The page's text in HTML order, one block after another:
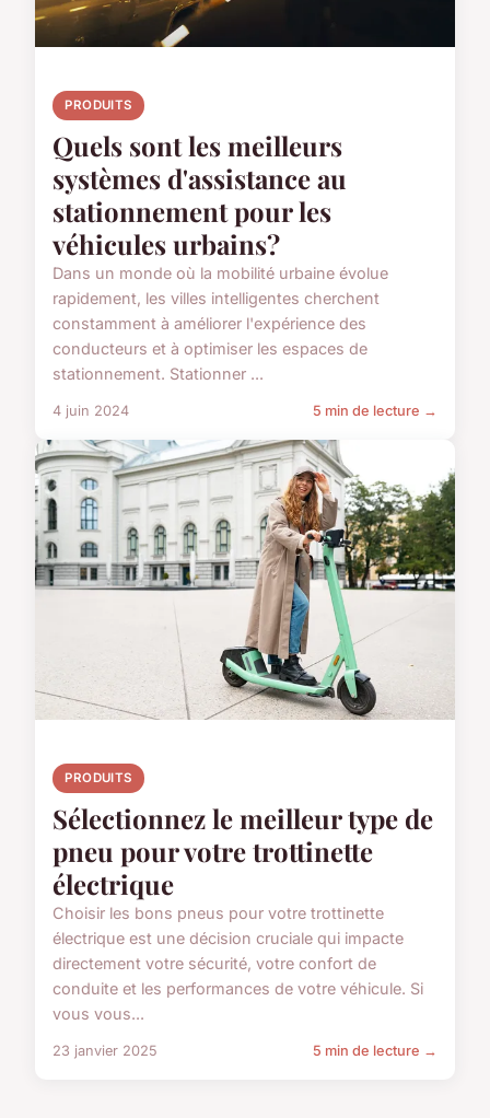
PRODUITS
Quels sont les meilleurs
systèmes d'assistance au
stationnement pour les
véhicules urbains?
Dans un monde où la mobilité urbaine évolue
rapidement, les villes intelligentes cherchent
constamment à améliorer l'expérience des
conducteurs et à optimiser les espaces de
stationnement. Stationner ...
4 juin 2024 5 min de lecture →
PRODUITS
Sélectionnez le meilleur type de
pneu pour votre trottinette
électrique
Choisir les bons pneus pour votre trottinette
électrique est une décision cruciale qui impacte
directement votre sécurité, votre confort de
conduite et les performances de votre véhicule. Si
vous vous...
23 janvier 2025 5 min de lecture →